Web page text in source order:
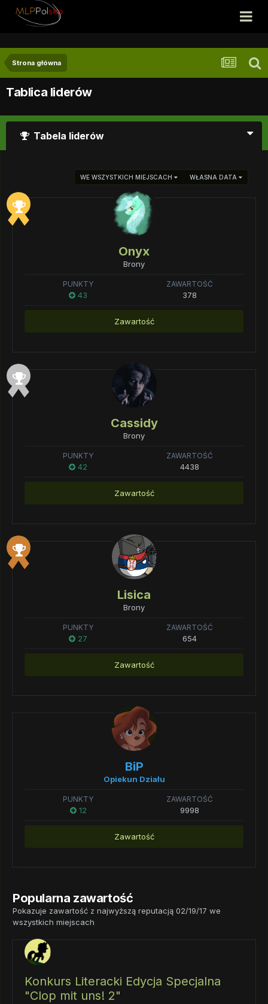
Strona główna
Tablica liderów
Tabela liderów
WE WSZYSTKICH MIEJSCACH WŁASNA DATA
Onyx
Brony
PUNKTY
43
ZAWARTOŚĆ
378
Zawartość
Cassidy
Brony
PUNKTY
42
ZAWARTOŚĆ
4438
Zawartość
Lisica
Brony
PUNKTY
27
ZAWARTOŚĆ
654
Zawartość
BiP
Opiekun Działu
PUNKTY
12
ZAWARTOŚĆ
9998
Zawartość
Popularna zawartość
Pokazuje zawartość z najwyższą reputacją 02/19/17 we
wszystkich miejscach
Konkurs Literacki Edycja Specjalna
"Clop mit uns! 2"